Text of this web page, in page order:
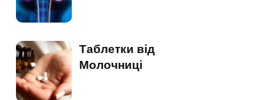
Таблетки від
Молочниці